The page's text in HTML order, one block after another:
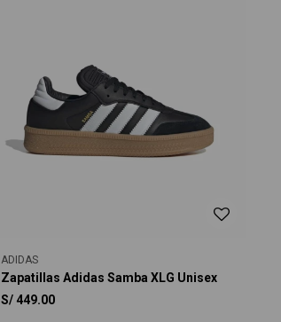
ADIDAS
Zapatillas Adidas Samba XLG Unisex
S/ 449.00